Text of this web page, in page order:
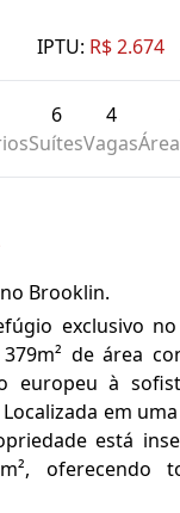
IPTU: R$ 2.674
6
Suítes
4
Vagas
Brooklin.
exclusivo
de área
europeu à
em
está
oferecendo